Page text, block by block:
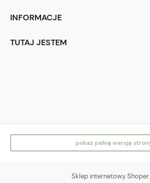
INFORMACJE
TUTAJ JESTEM
pokaż pełną wersję
Sklep internetowy